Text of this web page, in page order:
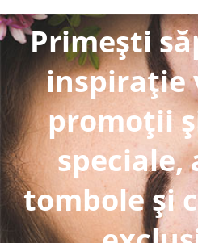
Primești
inspirație
promoții
speciale,
tombole și